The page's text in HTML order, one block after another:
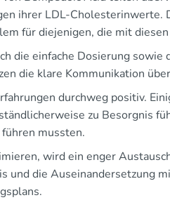
ihrer LDL-
für diejenigen, die mit
die einfache Dosierung
die klare Kommunikation
durchweg positiv.
zu Besorgnis
mussten.
wird ein enger
und die Auseinandersetzung